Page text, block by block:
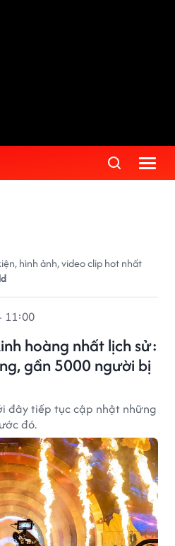
hình ảnh, video clip hot nhất
hoàng nhất lịch sử:
gần 5000 người bị
11:00
đây tiếp tục cập nhật những
đó.